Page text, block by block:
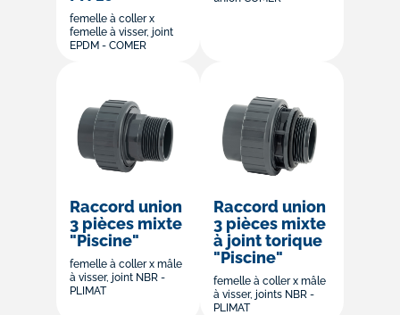
femelle à coller x
femelle à visser, joint
EPDM - COMER
Raccord union
3 pièces mixte
"Piscine"
femelle à coller x mâle
à visser, joint NBR -
PLIMAT
Raccord union
3 pièces mixte
à joint torique
"Piscine"
femelle à coller x mâle
à visser, joints NBR -
PLIMAT